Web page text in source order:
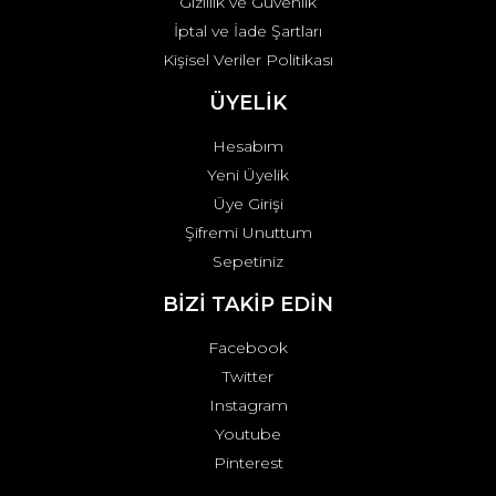
İptal ve İade Şartları
Kişisel Veriler Politikası
ÜYELİK
Hesabım
Yeni Üyelik
Üye Girişi
Şifremi Unuttum
Sepetiniz
BİZİ TAKİP EDİN
Facebook
Twitter
Instagram
Youtube
Pinterest